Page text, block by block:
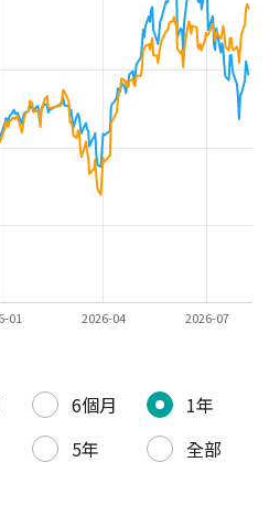
01 2026-04 2026-07
6個月
1年
5年
全部